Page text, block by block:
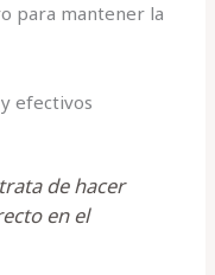
para mantener la
efectivos
de hacer
en el